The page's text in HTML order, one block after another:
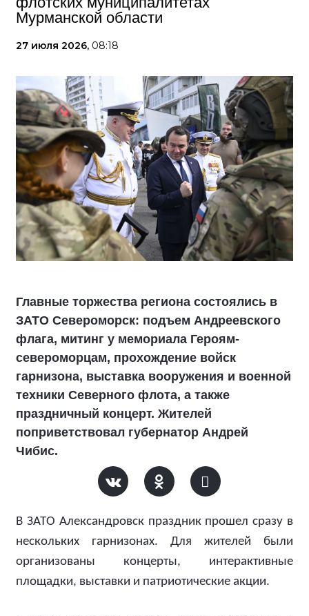
Мурманской области
27 июля 2026, 08:18
Главные торжества региона состоялись в
ЗАТО Североморск: подъем Андреевского
флага, митинг у мемориала Героям-
североморцам, прохождение войск
гарнизона, выставка вооружения и военной
техники Северного флота, а также
праздничный концерт. Жителей
поприветствовал губернатор Андрей
Чибис.
В ЗАТО Александровск праздник прошел сразу в
нескольких гарнизонах. Для жителей были
организованы концерты, интерактивные
площадки, выставки и патриотические акции.